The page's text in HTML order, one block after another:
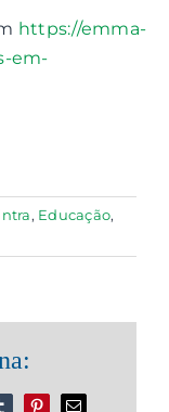
https://emma-
em-
, Educação,